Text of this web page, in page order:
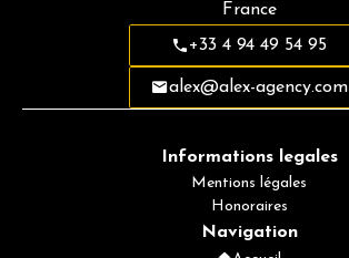
France
+33 4 94 49 54 95
alex@alex-agency.com
Informations legales
Mentions légales
Honoraires
Navigation